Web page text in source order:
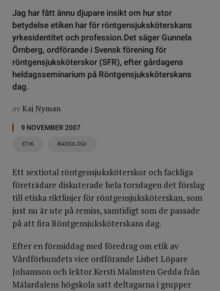
Jag har fått ännu djupare insikt om hur stor
betydelse etiken har för röntgensjuksköterskans
yrkesidentitet och profession.Det säger Gunnela
Örnberg, ordförande i Svensk förening för
röntgensjuksköterskor (SFR), efter gårdagens
heldagsseminarium på Röntgensjuksköterskans
dag.
av Kaj Nyman
9 NOVEMBER 2007
ETIK RADIOLOGI
Ett sextiotal röntgensjuksköterskor och fackliga
företrädare diskuterade hela torsdagen det förslag
till etiska riktlinjer för röntgensjuksköterskan, som
just nu är ute på remiss, samtidigt som de passade
på att fira Röntgensjuksköterskans dag.
Efter en förmiddag med föredrag om etik av
Vårdförbundets vice ordförande Lisbet Löpare
Johansson och lektor Kersti Malmsten Gedda från
Mälardalens högskola satt deltagarna i grupper